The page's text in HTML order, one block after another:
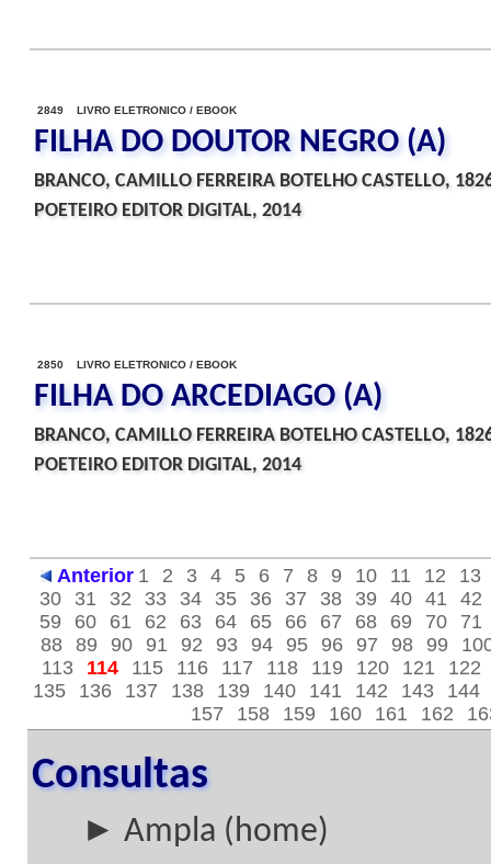
2849 LIVRO ELETRONICO / EBOOK
FILHA DO DOUTOR NEGRO (A)
BRANCO, CAMILLO FERREIRA BOTELHO CASTELLO,
POETEIRO EDITOR DIGITAL, 2014
2850 LIVRO ELETRONICO / EBOOK
FILHA DO ARCEDIAGO (A)
BRANCO, CAMILLO FERREIRA BOTELHO CASTELLO,
POETEIRO EDITOR DIGITAL, 2014
Anterior 1 2 3 4 5 6 7 8 9 10 11 12
13
30
31 32 33 34 35 36 37 38 39 40 41
42
59
60 61 62 63 64 65 66 67 68 69 70
71
88 89 90 91 92 93 94 95 96 97 98 99
113
114 115 116 117 118 119 120 121
122
135
136 137 138 139 140 141 142 143
144
157
158 159 160 161 162
Consultas
► Ampla (home)